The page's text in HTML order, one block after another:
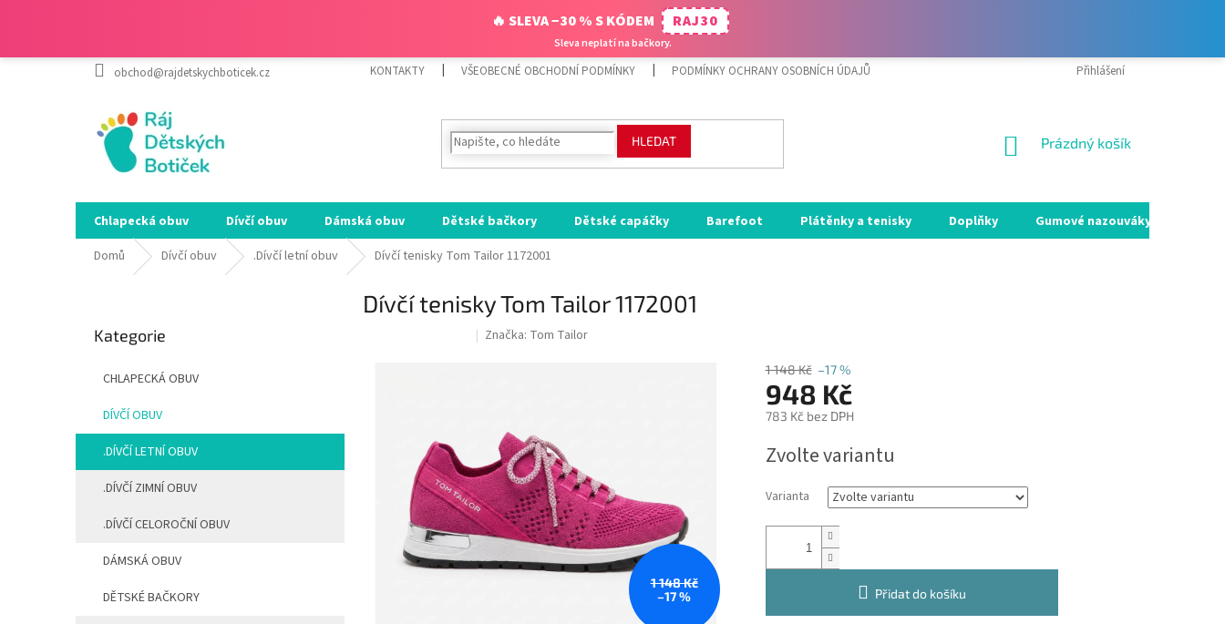
obchod@rajdetskychboticek.cz KONTAKTY VŠEOBECNÉ OBCHODNÍ PODMÍNKY PODMÍNKY OCHRANY OSOBNÍCH ÚDAJŮ MOJE OBJEDNÁVKA
Přihlášení
HLEDAT
NÁKUPNÍ
Prázdný košík
Chlapecká obuv Dívčí obuv Dámská obuv Dětské bačkory Dětské capáčky Barefoot Plátěnky a tenisky Doplňky Gumové nazouváky
Domů
Dívčí obuv .Dívčí letní obuv Dívčí tenisky Tom Tailor 1172001
p
kategorie
Kategorie
CHLAPECKÁ OBUV
DÍVČÍ OBUV
.DÍVČÍ LETNÍ OBUV
.DÍVČÍ ZIMNÍ OBUV
.DÍVČÍ CELOROČNÍ OBUV
DÁMSKÁ OBUV
DĚTSKÉ BAČKORY
Dívčí tenisky Tom Tailor 1172001
SALECODE:RAJ30:30:%Značka: Tom Tailor
1 148 Kč
–17 %
1 148 Kč –17 %
948 Kč
783 Kč bez DPH
cena:
Zvolte variantu
Varianta
Přidat do košíku
🔥 SLEVA −30 % S KÓDEM RAJ30
Sleva neplatí na bačkory.